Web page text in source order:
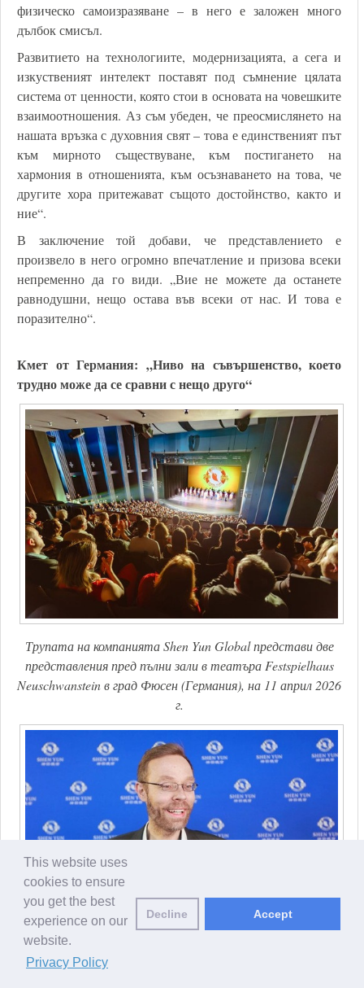
физическо самоизразяване – в него е заложен много
дълбок смисъл.
Развитието на технологиите, модернизацията, а сега и
изкуственият интелект поставят под съмнение цялата
система от ценности, която стои в основата на човешките
взаимоотношения. Аз съм убеден, че преосмислянето на
нашата връзка с духовния свят – това е единственият път
към мирното съществуване, към постигането на
хармония в отношенията, към осъзнаването на това, че
другите хора притежават същото достойнство, както и
ние“.
В заключение той добави, че представлението е
произвело в него огромно впечатление и призова всеки
непременно да го види. „Вие не можете да останете
равнодушни, нещо остава във всеки от нас. И това е
поразително“.
Кмет от Германия: „Ниво на съвършенство, което
трудно може да се сравни с нещо друго“
Трупата на компанията Shen Yun Global представи две
представления пред пълни зали в театъра Festspielhaus
Neuschwanstein в град Фюсен (Германия), на 11 април 2026
г.
Йорг Агте, кмет на град Зигмарцел в Германия. (снимка:
This website uses
cookies to ensure
you get the best
experience on our
website.
Privacy Policy
Decline Accept